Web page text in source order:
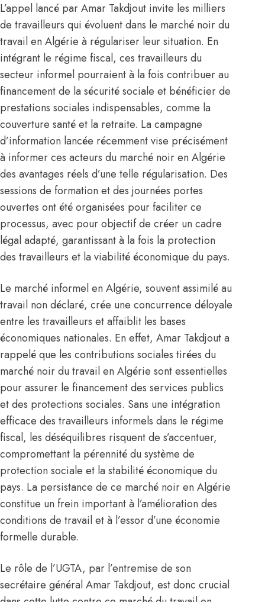
L’appel lancé par Amar Takdjout invite les milliers
de travailleurs qui évoluent dans le marché noir du
travail en Algérie à régulariser leur situation. En
intégrant le régime fiscal, ces travailleurs du
secteur informel pourraient à la fois contribuer au
financement de la sécurité sociale et bénéficier de
prestations sociales indispensables, comme la
couverture santé et la retraite. La campagne
d’information lancée récemment vise précisément
à informer ces acteurs du marché noir en Algérie
des avantages réels d’une telle régularisation. Des
sessions de formation et des journées portes
ouvertes ont été organisées pour faciliter ce
processus, avec pour objectif de créer un cadre
légal adapté, garantissant à la fois la protection
des travailleurs et la viabilité économique du pays.
Le marché informel en Algérie, souvent assimilé au
travail non déclaré, crée une concurrence déloyale
entre les travailleurs et affaiblit les bases
économiques nationales. En effet, Amar Takdjout a
rappelé que les contributions sociales tirées du
marché noir du travail en Algérie sont essentielles
pour assurer le financement des services publics
et des protections sociales. Sans une intégration
efficace des travailleurs informels dans le régime
fiscal, les déséquilibres risquent de s’accentuer,
compromettant la pérennité du système de
protection sociale et la stabilité économique du
pays. La persistance de ce marché noir en Algérie
constitue un frein important à l’amélioration des
conditions de travail et à l’essor d’une économie
formelle durable.
Le rôle de l’UGTA, par l’entremise de son
secrétaire général Amar Takdjout, est donc crucial